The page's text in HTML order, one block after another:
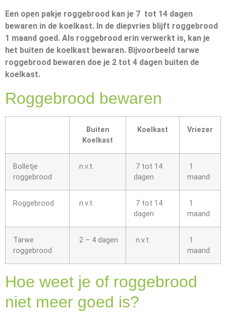
Een open pakje roggebrood kan je 7 tot 14 dagen
bewaren in de koelkast. In de diepvries blijft roggebrood
1 maand goed. Als roggebrood erin verwerkt is, kan je
het buiten de koelkast bewaren. Bijvoorbeeld tarwe
roggebrood bewaren doe je 2 tot 4 dagen buiten de
koelkast.
Roggebrood bewaren
Buiten
Koelkast
Koelkast Vriezer
Bolletje
roggebrood
n.v.t.
7 tot 14
dagen
1
maand
Roggebrood n.v.t.
7 tot 14
dagen
1
maand
Tarwe
roggebrood
2 – 4 dagen n.v.t.
1
maand
Hoe weet je of roggebrood
niet meer goed is?